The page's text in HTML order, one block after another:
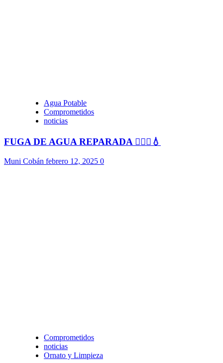
Agua Potable
Comprometidos
noticias
FUGA DE AGUA REPARADA 👷🏻‍♂️💧
Muni Cobán febrero 12, 2025 0
Comprometidos
noticias
Ornato y Limpieza